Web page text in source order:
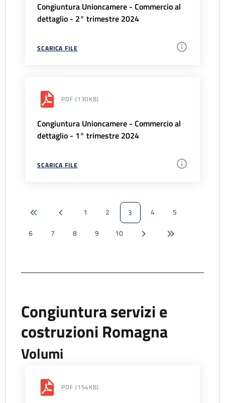
Congiuntura Unioncamere - Commercio al
dettaglio - 2° trimestre 2024
SCARICA FILE
PDF (130KB)
Congiuntura Unioncamere - Commercio al
dettaglio - 1° trimestre 2024
SCARICA FILE
1 2 3 4
5
6
7 8 9 10
Congiuntura servizi e
costruzioni Romagna
Volumi
PDF (154KB)